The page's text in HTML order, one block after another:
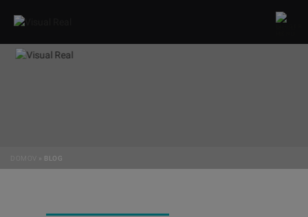
DOMOV » BLOG